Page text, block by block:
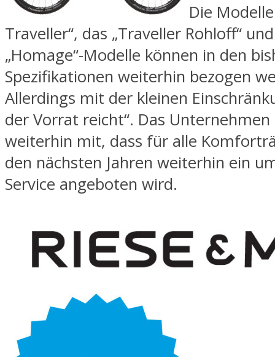
Die
Traveller“, das „Traveller Rohloff“
„Homage“-Modelle können in den
Spezifikationen weiterhin bezogen
Allerdings mit der kleinen
der Vorrat reicht“. Das
weiterhin mit, dass für alle
den nächsten Jahren weiterhin ein
Service angeboten wird.